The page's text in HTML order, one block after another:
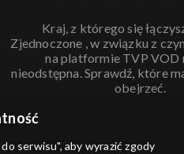
Kraj, z którego się
Zjednoczone , w związku z
na platformie TVP VOD
nieodstępna. Sprawdź, które
obejrzeć.
serwisu", aby wyrazić zgody